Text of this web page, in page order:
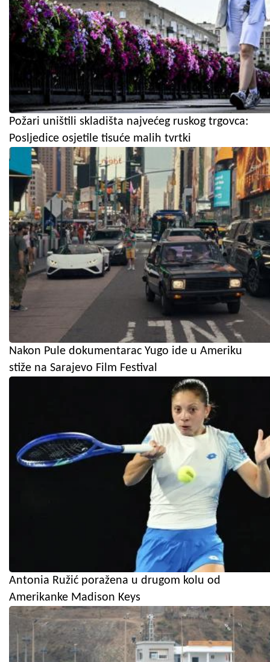
Požari uništili skladišta najvećeg ruskog trgovca:
Posljedice osjetile tisuće malih tvrtki
Nakon Pule dokumentarac Yugo ide u Ameriku
stiže na Sarajevo Film Festival
Antonia Ružić poražena u drugom kolu od
Amerikanke Madison Keys